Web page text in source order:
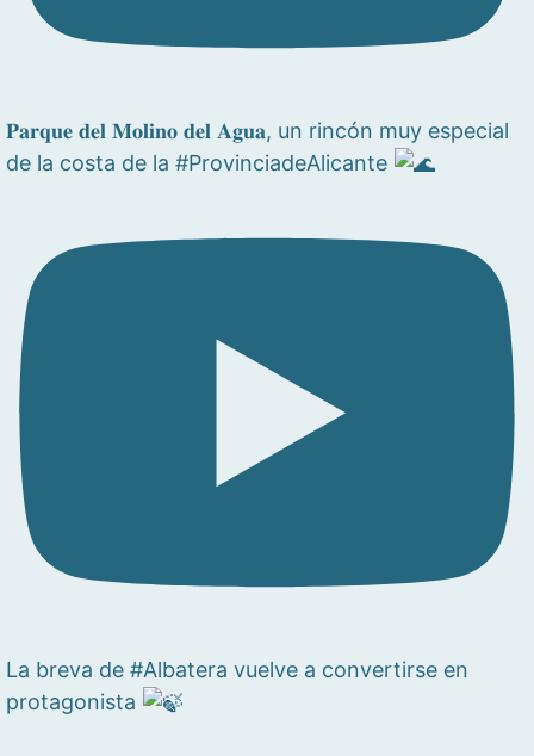
𝐏𝐚𝐫𝐪𝐮𝐞 𝐝𝐞𝐥 𝐌𝐨𝐥𝐢𝐧𝐨 𝐝𝐞𝐥 𝐀𝐠𝐮𝐚, un rincón muy especial
de la costa de la #ProvinciadeAlicante
La breva de #Albatera vuelve a convertirse en
protagonista